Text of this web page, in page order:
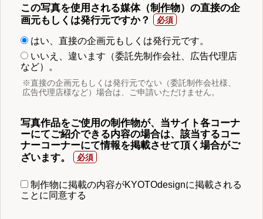
この写真を使用される媒体（制作物）の直接の企
画元もしくは発行元ですか？
はい、直接の企画元もしくは発行元です。
いいえ、違います（委託先制作会社、広告代理店
など）。
※直接の企画元もしくは発行元でない（委託制作会社様、
広告代理店様など）場合は、ご申請いただけません。
写真作品をご使用の制作物が、当サイト各コーナ
ーにてご紹介できる内容の場合は、該当するコー
ナーコーナーにて情報を掲載させて頂く場合がご
ざいます。
制作物に掲載の内容がKYOTOdesignに掲載される
ことに同意する